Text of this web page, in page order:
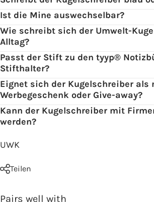
Ist die Mine auswechselbar?
Wie schreibt sich der Umwelt-
Alltag?
Passt der Stift zu den tyyp®
Stifthalter?
Eignet sich der Kugelschreiber als
Werbegeschenk oder Give-away?
Kann der Kugelschreiber mit
werden?
UWK
Teilen
Pairs well with